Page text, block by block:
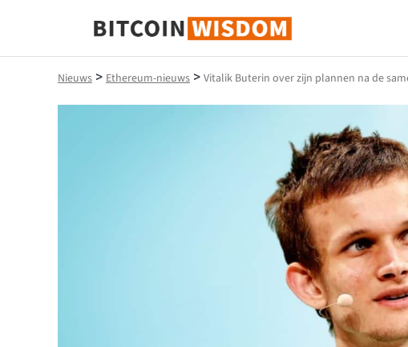
Bitcoin-wijsheid
Nieuws > Ethereum-nieuws > Vitalik Buterin over zijn plannen na de